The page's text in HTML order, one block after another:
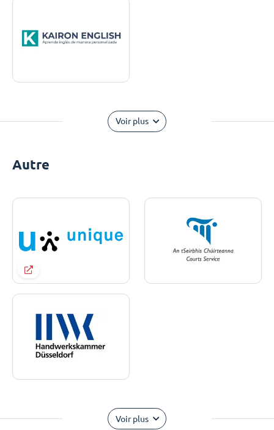
Voir plus
Autre
Voir plus